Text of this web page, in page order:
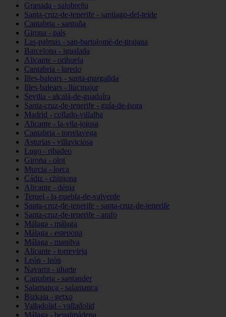
Granada - salobreña
Santa-cruz-de-tenerife - santiago-del-teide
Cantabria - santoña
Girona - pals
Las-palmas - san-bartolomé-de-tirajana
Barcelona - igualada
Alicante - orihuela
Cantabria - laredo
Illes-balears - santa-margalida
Illes-balears - llucmajor
Sevilla - alcalá-de-guadaíra
Santa-cruz-de-tenerife - guía-de-isora
Madrid - collado-villalba
Alicante - la-vila-joiosa
Cantabria - torrelavega
Asturias - villaviciosa
Lugo - ribadeo
Girona - olot
Murcia - lorca
Cádiz - chipiona
Alicante - dénia
Teruel - la-puebla-de-valverde
Santa-cruz-de-tenerife - santa-cruz-de-tenerife
Santa-cruz-de-tenerife - arafo
Málaga - málaga
Málaga - estepona
Málaga - manilva
Alicante - torrevieja
León - león
Navarra - uharte
Cantabria - santander
Salamanca - salamanca
Bizkaia - getxo
Valladolid - valladolid
Málaga - benalmádena